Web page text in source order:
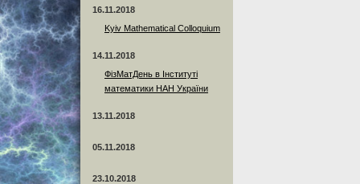
16.11.2018
Kyiv Mathematical Colloquium
14.11.2018
ФізМатДень в Інституті
математики НАН України
13.11.2018
05.11.2018
23.10.2018